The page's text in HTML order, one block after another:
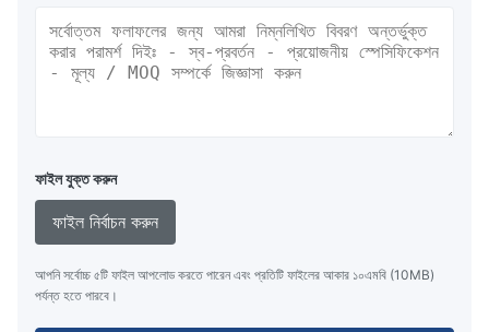
ফাইল যুক্ত করুন
ফাইল নির্বাচন করুন
আপনি সর্বোচ্চ ৫টি ফাইল আপলোড করতে পারেন এবং প্রতিটি ফাইলের আকার ১০এমবি (10MB)
পর্যন্ত হতে পারবে।